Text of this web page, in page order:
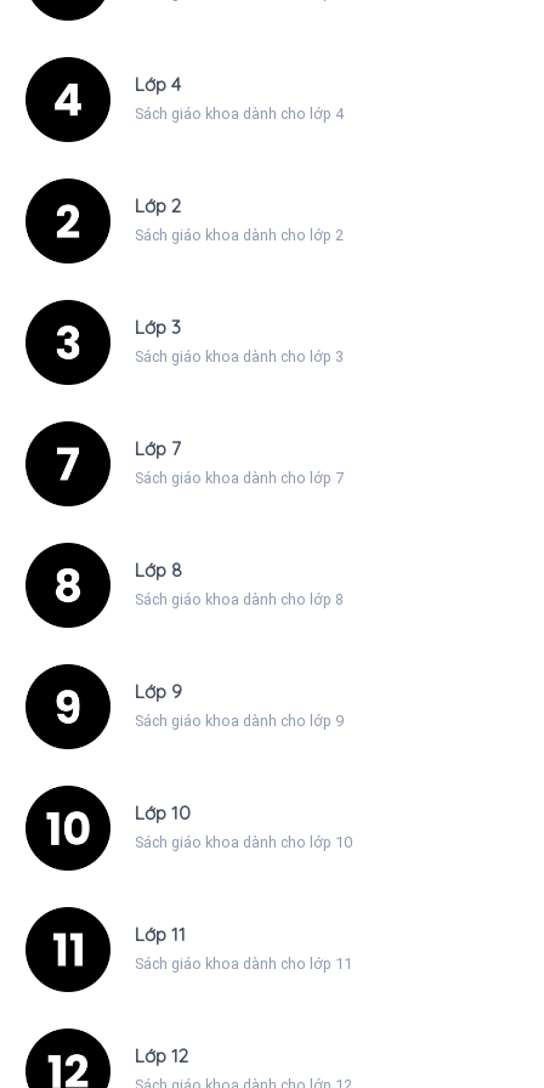
Lớp 4
Sách giáo khoa dành cho lớp 4
Lớp 2
Sách giáo khoa dành cho lớp 2
Lớp 3
Sách giáo khoa dành cho lớp 3
Lớp 7
Sách giáo khoa dành cho lớp 7
Lớp 8
Sách giáo khoa dành cho lớp 8
Lớp 9
Sách giáo khoa dành cho lớp 9
Lớp 10
Sách giáo khoa dành cho lớp 10
Lớp 11
Sách giáo khoa dành cho lớp 11
Lớp 12